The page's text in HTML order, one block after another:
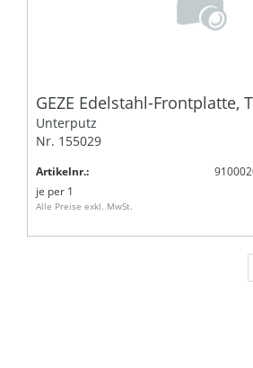
GEZE Edelstahl-Frontplatte,
Unterputz
Nr. 155029
Artikelnr.:
je per 1
Alle Preise exkl. MwSt.